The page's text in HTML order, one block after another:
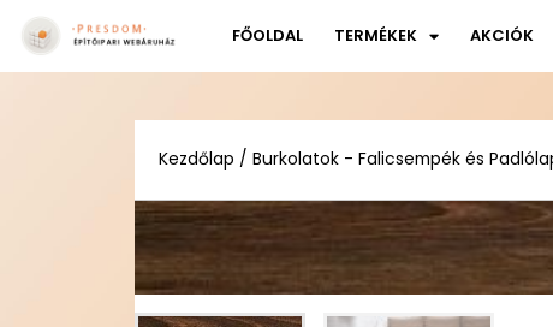
FŐOLDAL TERMÉKEK AKCIÓK
Kezdőlap / Burkolatok - Falicsempék és